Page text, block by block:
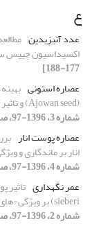
ع
عدد آنیزیدین
اکسیداسیون چیپس
177-188]
عصاره استونی
(Ajowan seed) و تاثیر آن بر پایدار سازی روغن سویای خام
شماره 3، 1396-97، صفحه 469-483]
عصاره پوست انار
انار بر ماندگاری و
شماره 4، 1396-97، صفحه 583-596]
عمر نگهداری
sieberi) بر ویژگی-های پس از برداشت گوجه فرنگی گیلاسی
شماره 2، 1396-97، صفحه 287-300]